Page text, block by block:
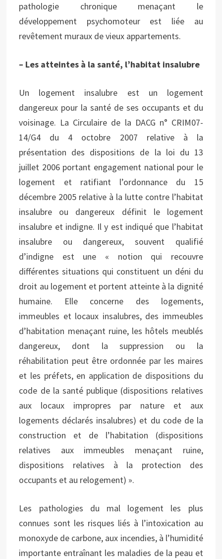
pathologie chronique menaçant le
développement psychomoteur est liée au
revêtement muraux de vieux appartements.
– Les atteintes à la santé, l’habitat insalubre
Un logement insalubre est un logement
dangereux pour la santé de ses occupants et du
voisinage. La Circulaire de la DACG n° CRIM07-
14/G4 du 4 octobre 2007 relative à la
présentation des dispositions de la loi du 13
juillet 2006 portant engagement national pour le
logement et ratifiant l’ordonnance du 15
décembre 2005 relative à la lutte contre l’habitat
insalubre ou dangereux définit le logement
insalubre et indigne. Il y est indiqué que l’habitat
insalubre ou dangereux, souvent qualifié
d’indigne est une « notion qui recouvre
différentes situations qui constituent un déni du
droit au logement et portent atteinte à la dignité
humaine. Elle concerne des logements,
immeubles et locaux insalubres, des immeubles
d’habitation menaçant ruine, les hôtels meublés
dangereux, dont la suppression ou la
réhabilitation peut être ordonnée par les maires
et les préfets, en application de dispositions du
code de la santé publique (dispositions relatives
aux locaux impropres par nature et aux
logements déclarés insalubres) et du code de la
construction et de l’habitation (dispositions
relatives aux immeubles menaçant ruine,
dispositions relatives à la protection des
occupants et au relogement) ».
Les pathologies du mal logement les plus
connues sont les risques liés à l’intoxication au
monoxyde de carbone, aux incendies, à l’humidité
importante entraînant les maladies de la peau et